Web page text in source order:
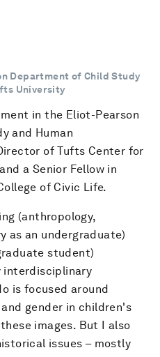
Department of Child Study
University
in the Eliot-Pearson
and Human
of Tufts Center for
a Senior Fellow in
of Civic Life.
(anthropology,
as an undergraduate)
student)
interdisciplinary
is focused around
gender in children's
images. But I also
issues – mostly